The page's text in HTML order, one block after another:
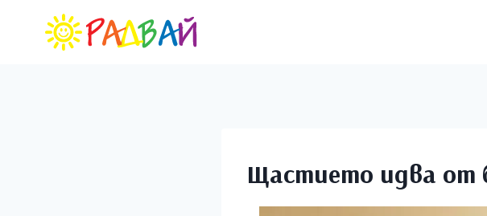
Щастието идва от